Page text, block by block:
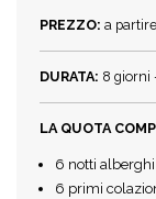
PREZZO: a
DURATA: 8 giorni
LA QUOTA
6 notti
6 primi